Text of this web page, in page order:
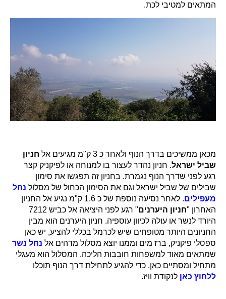
המתאים למטיבי לכת.
מכאן ממשיכים בדרך הנוף ולאחר כ 3 ק"מ מגיעים אל
חניון
שביל ישראל. חניון נהדר לעצור בו למנוחה או לפיקניק קצר
רגע לפני שדרך הנוף נגמרת. בחניון זה תפגשו את סימון
שבילים של שביל ישראל וגם את הסימון הכחול של מסלול נחל
מעפילים
. לאחר נסיעה נוספת של כ 1.6 ק"מ נגיע אל החניון
האחרון "חניון היערנים
" רגע לפני היציאה אל כביש 7212
היורד לנשר או עולה לכיוון עוספיה. חניון היערנים הוא מבין
החניונים היותר מטופחים שיש לכרמל בכללי להציע, יש כאן
ספסלי פיקניק, ברז מים וממנו יוצא מסלול מדהים אל נחל נשר
שמתאים מאוד למשפחות חובבות הליכה. המסלול הוא מעגלי
מתחיל ומסתיים כאן. כדי להגיע לתחילת דרך הנוף תוכלו
ללחוץ כאן לנקודת וויז.